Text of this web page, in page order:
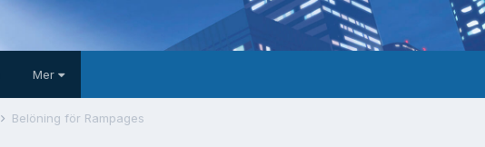
Mer
Belöning för Rampages